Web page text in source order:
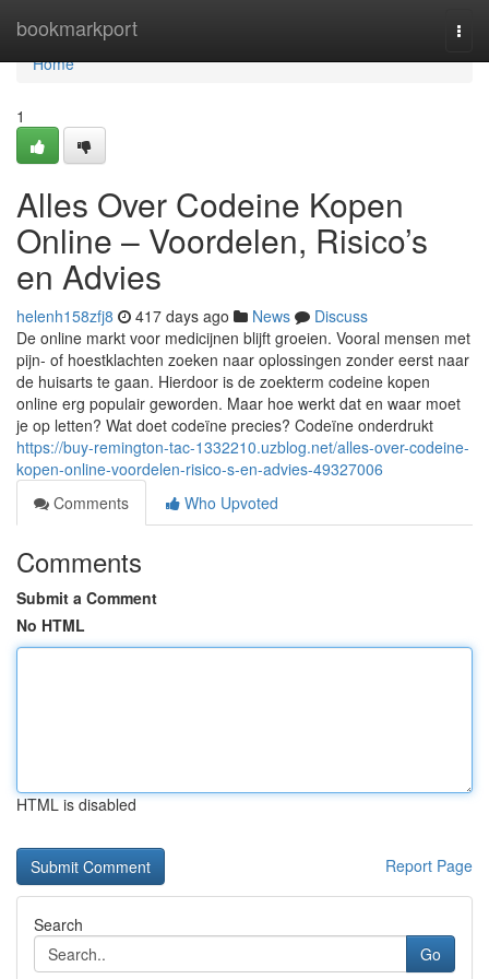
bookmarkport
Home
Home
1
Alles Over Codeine Kopen
Online – Voordelen, Risico’s
en Advies
helenh158zfj8 417 days ago News
Discuss
De online markt voor medicijnen blijft groeien. Vooral mensen met
pijn- of hoestklachten zoeken naar oplossingen zonder eerst naar
de huisarts te gaan. Hierdoor is de zoekterm codeine kopen
online erg populair geworden. Maar hoe werkt dat en waar moet
je op letten? Wat doet codeïne precies? Codeïne onderdrukt
https://buy-remington-tac-1332210.uzblog.net/alles-over-codeine-
kopen-online-voordelen-risico-s-en-advies-49327006
Comments
Who Upvoted
Comments
Submit a Comment
No HTML
HTML is disabled
Report Page
Search
Go